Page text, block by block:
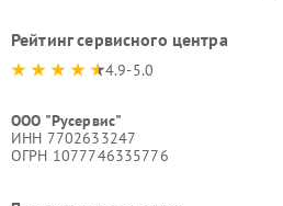
Рейтинг сервисного центра
4.9-5.0
ООО "Русервис"
ИНН 7702633247
ОГРН 1077746335776